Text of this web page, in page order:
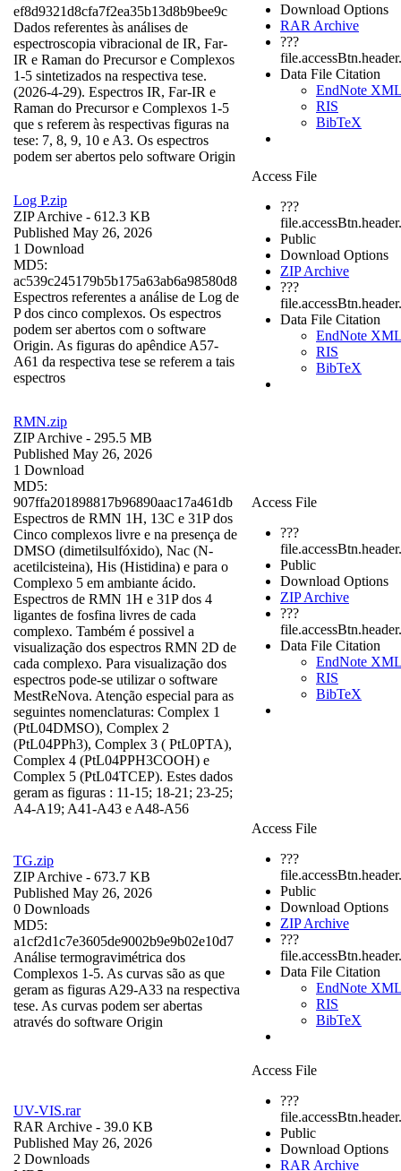
ef8d9321d8cfa7f2ea35b13d8b9bee9c
Dados referentes às análises de
espectroscopia vibracional de IR, Far-
IR e Raman do Precursor e Complexos
1-5 sintetizados na respectiva tese.
(2026-4-29). Espectros IR, Far-IR e
Raman do Precursor e Complexos 1-5
que s referem às respectivas figuras na
tese: 7, 8, 9, 10 e A3. Os espectros
podem ser abertos pelo software Origin
Download Options
RAR Archive
???
Data File Citation
EndNote
RIS
BibTeX
Log P.zip
ZIP Archive - 612.3 KB
Published May 26, 2026
1 Download
MD5:
ac539c245179b5b175a63ab6a98580d8
Espectros referentes a análise de Log de
P dos cinco complexos. Os espectros
podem ser abertos com o software
Origin. As figuras do apêndice A57-
A61 da respectiva tese se referem a tais
espectros
Access File
???
Public
Download Options
ZIP Archive
???
Data File Citation
EndNote
RIS
BibTeX
RMN.zip
ZIP Archive - 295.5 MB
Published May 26, 2026
1 Download
MD5:
907ffa201898817b96890aac17a461db
Espectros de RMN 1H, 13C e 31P dos
Cinco complexos livre e na presença de
DMSO (dimetilsulfóxido), Nac (N-
acetilcisteina), His (Histidina) e para o
Complexo 5 em ambiante ácido.
Espectros de RMN 1H e 31P dos 4
ligantes de fosfina livres de cada
complexo. Também é possivel a
visualização dos espectros RMN 2D de
cada complexo. Para visualização dos
espectros pode-se utilizar o software
MestReNova. Atenção especial para as
seguintes nomenclaturas: Complex 1
(PtL04DMSO), Complex 2
(PtL04PPh3), Complex 3 ( PtL0PTA),
Complex 4 (PtL04PPH3COOH) e
Complex 5 (PtL04TCEP). Estes dados
geram as figuras : 11-15; 18-21; 23-25;
A4-A19; A41-A43 e A48-A56
Access File
???
Public
Download Options
ZIP Archive
???
Data File Citation
EndNote
RIS
BibTeX
TG.zip
ZIP Archive - 673.7 KB
Published May 26, 2026
0 Downloads
MD5:
a1cf2d1c7e3605de9002b9e9b02e10d7
Análise termogravimétrica dos
Complexos 1-5. As curvas são as que
geram as figuras A29-A33 na respectiva
tese. As curvas podem ser abertas
através do software Origin
Access File
???
Public
Download Options
ZIP Archive
???
Data File Citation
EndNote
RIS
BibTeX
UV-VIS.rar
RAR Archive - 39.0 KB
Published May 26, 2026
2 Downloads
Access File
???
Public
Download Options
RAR Archive